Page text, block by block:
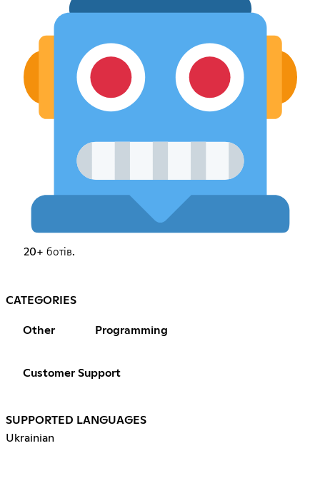
20+ ботів.
CATEGORIES
Other Programming
Customer Support
SUPPORTED LANGUAGES
Ukrainian